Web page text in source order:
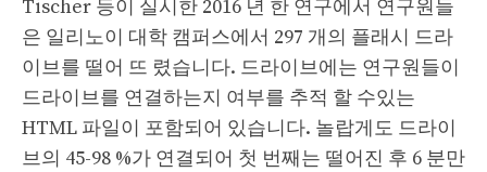
Tischer 등이 실시한 2016 년 한 연구에서 연구원들
은 일리노이 대학 캠퍼스에서 297 개의 플래시 드라
이브를 떨어 뜨 렸습니다. 드라이브에는 연구원들이
드라이브를 연결하는지 여부를 추적 할 수있는
HTML 파일이 포함되어 있습니다. 놀랍게도 드라이
브의 45-98 %가 연결되어 첫 번째는 떨어진 후 6 분만